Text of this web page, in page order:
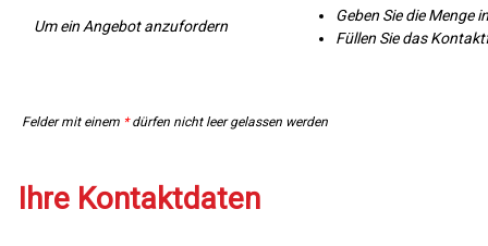
Um ein Angebot anzufordern
Geben Sie die Menge
Füllen Sie das
Felder mit einem *dürfen nicht leer gelassen werden
Ihre Kontaktdaten